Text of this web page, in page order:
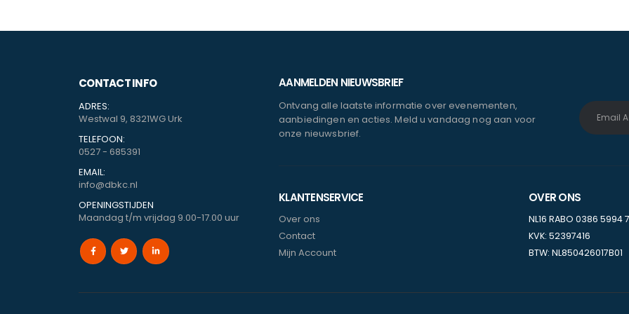
CONTACT INFO
ADRES:
Westwal 9, 8321WG Urk
TELEFOON:
0527 - 685391
EMAIL:
info@dbkc.nl
OPENINGSTIJDEN
Maandag t/m vrijdag 9.00-17.00 uur
AANMELDEN NIEUWSBRIEF
Ontvang alle laatste informatie over evenementen,
aanbiedingen en acties. Meld u vandaag nog aan voor
onze nieuwsbrief.
KLANTENSERVICE
Over ons
Contact
Mijn Account
OVER ONS
NL16 RABO 0386 5994
KVK: 52397416
BTW: NL850426017B01